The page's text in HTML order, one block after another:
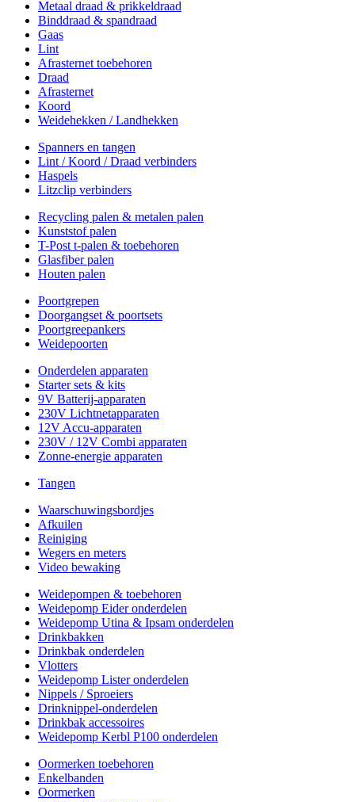
Metaal draad & prikkeldraad
Binddraad & spandraad
Gaas
Lint
Afrasternet toebehoren
Draad
Afrasternet
Koord
Weidehekken / Landhekken
Spanners en tangen
Lint / Koord / Draad verbinders
Haspels
Litzclip verbinders
Recycling palen & metalen palen
Kunststof palen
T-Post t-palen & toebehoren
Glasfiber palen
Houten palen
Poortgrepen
Doorgangset & poortsets
Poortgreepankers
Weidepoorten
Onderdelen apparaten
Starter sets & kits
9V Batterij-apparaten
230V Lichtnetapparaten
12V Accu-apparaten
230V / 12V Combi apparaten
Zonne-energie apparaten
Tangen
Waarschuwingsbordjes
Afkuilen
Reiniging
Wegers en meters
Video bewaking
Weidepompen & toebehoren
Weidepomp Eider onderdelen
Weidepomp Utina & Ipsam onderdelen
Drinkbakken
Drinkbak onderdelen
Vlotters
Weidepomp Lister onderdelen
Nippels / Sproeiers
Drinknippel-onderdelen
Drinkbak accessoires
Weidepomp Kerbl P100 onderdelen
Oormerken toebehoren
Enkelbanden
Oormerken